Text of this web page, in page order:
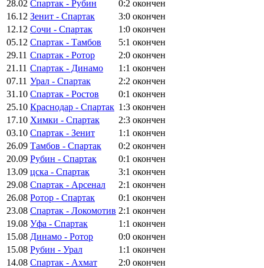
28.02 Спартак - Рубин 0:2 окончен
16.12 Зенит - Спартак 3:0 окончен
12.12 Сочи - Спартак 1:0 окончен
05.12 Спартак - Тамбов 5:1 окончен
29.11 Спартак - Ротор 2:0 окончен
21.11 Спартак - Динамо 1:1 окончен
07.11 Урал - Спартак 2:2 окончен
31.10 Спартак - Ростов 0:1 окончен
25.10 Краснодар - Спартак 1:3 окончен
17.10 Химки - Спартак 2:3 окончен
03.10 Спартак - Зенит 1:1 окончен
26.09 Тамбов - Спартак 0:2 окончен
20.09 Рубин - Спартак 0:1 окончен
13.09 цска - Спартак 3:1 окончен
29.08 Спартак - Арсенал 2:1 окончен
26.08 Ротор - Спартак 0:1 окончен
23.08 Спартак - Локомотив 2:1 окончен
19.08 Уфа - Спартак 1:1 окончен
15.08 Динамо - Ротор 0:0 окончен
15.08 Рубин - Урал 1:1 окончен
14.08 Спартак - Ахмат 2:0 окончен